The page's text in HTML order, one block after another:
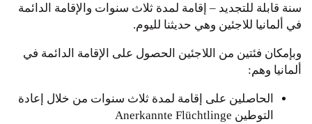
سنة قابلة للتجديد – إقامة لمدة ثلاث سنوات والإقامة الدائمة
في ألمانيا للاجئين وهي حديثنا لليوم.
وبإمكان فئتين من اللاجئين الحصول على الإقامة الدائمة في
ألمانيا وهم:
الحاصلين على إقامة لمدة ثلاث سنوات من خلال إعادة
التوطين Anerkannte Flüchtlinge